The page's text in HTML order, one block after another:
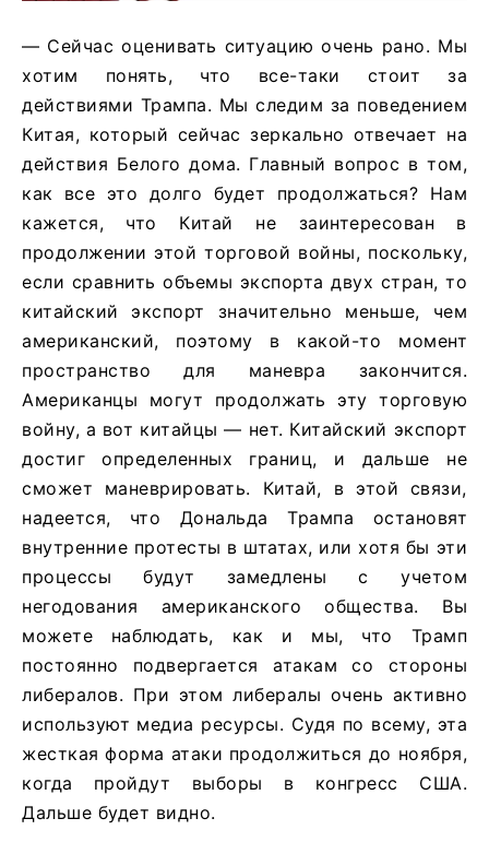
— Сейчас оценивать ситуацию очень рано. Мы
хотим понять, что все-таки стоит за
действиями Трампа. Мы следим за поведением
Китая, который сейчас зеркально отвечает на
действия Белого дома. Главный вопрос в том,
как все это долго будет продолжаться? Нам
кажется, что Китай не заинтересован в
продолжении этой торговой войны, поскольку,
если сравнить объемы экспорта двух стран, то
китайский экспорт значительно меньше, чем
американский, поэтому в какой-то момент
пространство для маневра закончится.
Американцы могут продолжать эту торговую
войну, а вот китайцы — нет. Китайский экспорт
достиг определенных границ, и дальше не
сможет маневрировать. Китай, в этой связи,
надеется, что Дональда Трампа остановят
внутренние протесты в штатах, или хотя бы эти
процессы будут замедлены с учетом
негодования американского общества. Вы
можете наблюдать, как и мы, что Трамп
постоянно подвергается атакам со стороны
либералов. При этом либералы очень активно
используют медиа ресурсы. Судя по всему, эта
жесткая форма атаки продолжиться до ноября,
когда пройдут выборы в конгресс США.
Дальше будет видно.